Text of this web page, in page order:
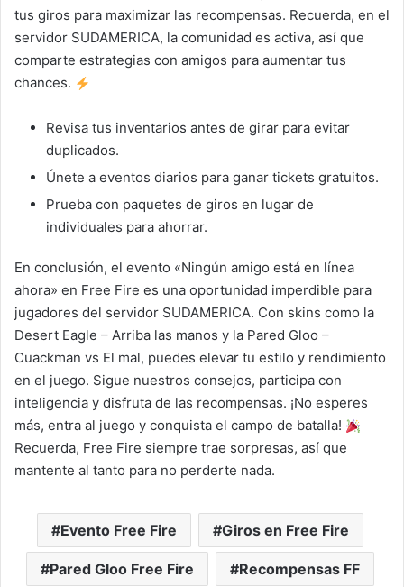
tus giros para maximizar las recompensas. Recuerda, en el
servidor SUDAMERICA, la comunidad es activa, así que
comparte estrategias con amigos para aumentar tus
chances.
Revisa tus inventarios antes de girar para evitar
duplicados.
Únete a eventos diarios para ganar tickets gratuitos.
Prueba con paquetes de giros en lugar de
individuales para ahorrar.
En conclusión, el evento «Ningún amigo está en línea
ahora» en Free Fire es una oportunidad imperdible para
jugadores del servidor SUDAMERICA. Con skins como la
Desert Eagle – Arriba las manos y la Pared Gloo –
Cuackman vs El mal, puedes elevar tu estilo y rendimiento
en el juego. Sigue nuestros consejos, participa con
inteligencia y disfruta de las recompensas. ¡No esperes
más, entra al juego y conquista el campo de batalla!
Recuerda, Free Fire siempre trae sorpresas, así que
mantente al tanto para no perderte nada.
Evento Free Fire Giros en Free Fire
Pared Gloo Free Fire Recompensas FF